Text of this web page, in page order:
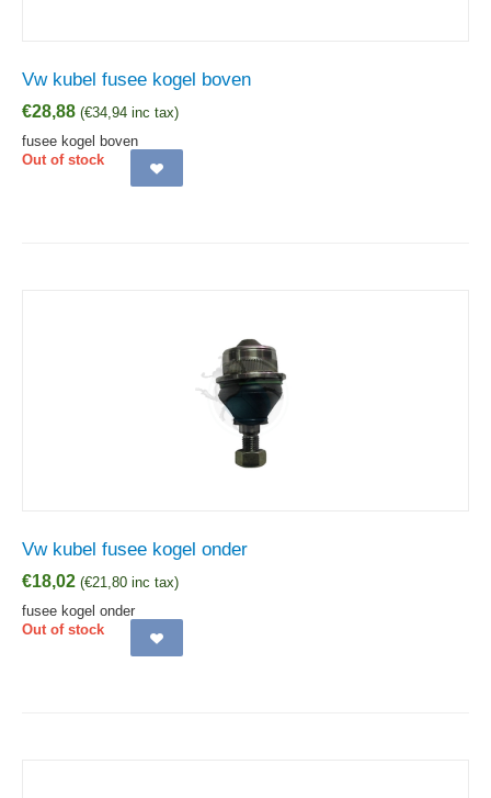
Vw kubel fusee kogel boven
€28,88 (€34,94 inc tax)
fusee kogel boven
Out of stock
Vw kubel fusee kogel onder
€18,02 (€21,80 inc tax)
fusee kogel onder
Out of stock